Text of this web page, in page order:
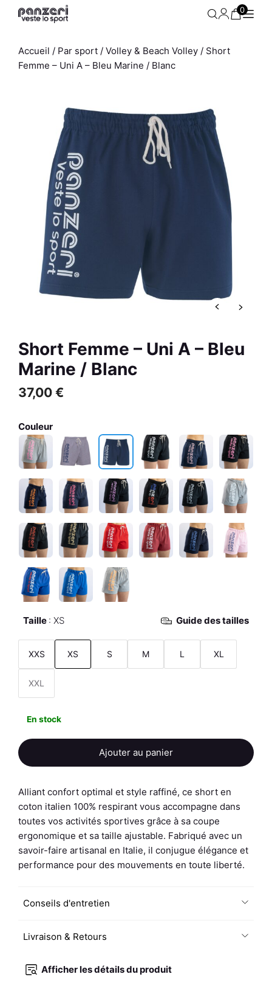
Sweat Homme - Easy K P71
59,00 AJOUTER
Aller
0
Accueil / Par sport / Volley & Beach Volley / Short
Femme – Uni A – Bleu Marine / Blanc
Short Femme – Uni A – Bleu
Marine / Blanc
37,00 €
Couleur
Taille Guide des tailles
XS
XXS XS S M L XL
XXL
En stock
Ajouter au panier
Alliant confort optimal et style raffiné, ce short en
coton italien 100% respirant vous accompagne dans
toutes vos activités sportives grâce à sa coupe
ergonomique et sa taille ajustable. Fabriqué avec un
savoir-faire artisanal en Italie, il conjugue élégance et
performance pour des mouvements en toute liberté.
Conseils d'entretien
Livraison & Retours
Afficher les détails du produit